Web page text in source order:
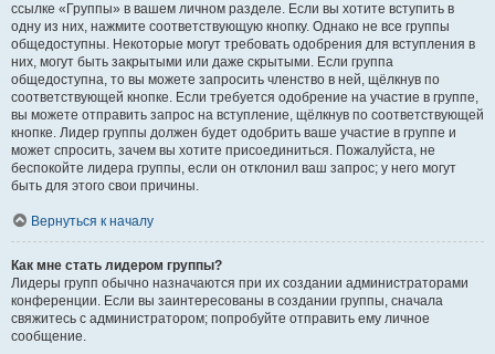
ссылке «Группы» в вашем личном разделе. Если вы хотите вступить в
одну из них, нажмите соответствующую кнопку. Однако не все группы
общедоступны. Некоторые могут требовать одобрения для вступления в
них, могут быть закрытыми или даже скрытыми. Если группа
общедоступна, то вы можете запросить членство в ней, щёлкнув по
соответствующей кнопке. Если требуется одобрение на участие в группе,
вы можете отправить запрос на вступление, щёлкнув по соответствующей
кнопке. Лидер группы должен будет одобрить ваше участие в группе и
может спросить, зачем вы хотите присоединиться. Пожалуйста, не
беспокойте лидера группы, если он отклонил ваш запрос; у него могут
быть для этого свои причины.
Вернуться к началу
Как мне стать лидером группы?
Лидеры групп обычно назначаются при их создании администраторами
конференции. Если вы заинтересованы в создании группы, сначала
свяжитесь с администратором; попробуйте отправить ему личное
сообщение.